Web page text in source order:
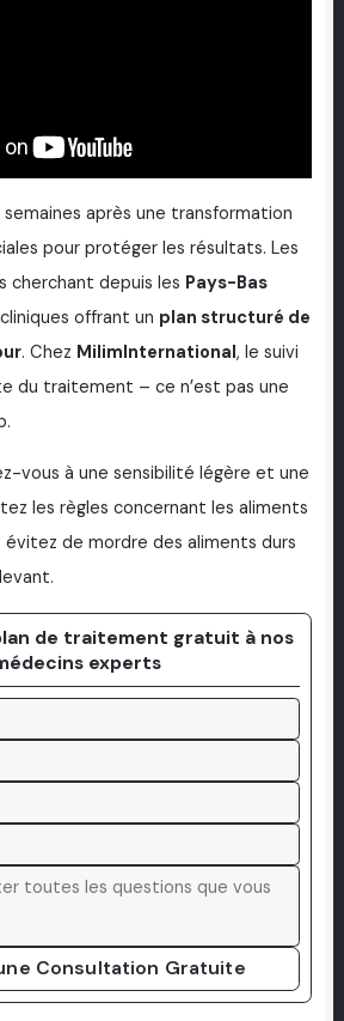
après une transformation
pour protéger les résultats. Les
cherchant depuis les Pays-Bas
offrant un plan structuré de
. Chez MilimInternational, le suivi
du traitement – ce n’est pas une
vous à une sensibilité légère et une
les règles concernant les aliments
de mordre des aliments durs
de traitement gratuit à nos
experts
Consultation Gratuite